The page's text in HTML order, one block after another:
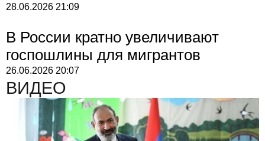
28.06.2026 21:09
В России кратно увеличивают
госпошлины для мигрантов
26.06.2026 20:07
ВИДЕО